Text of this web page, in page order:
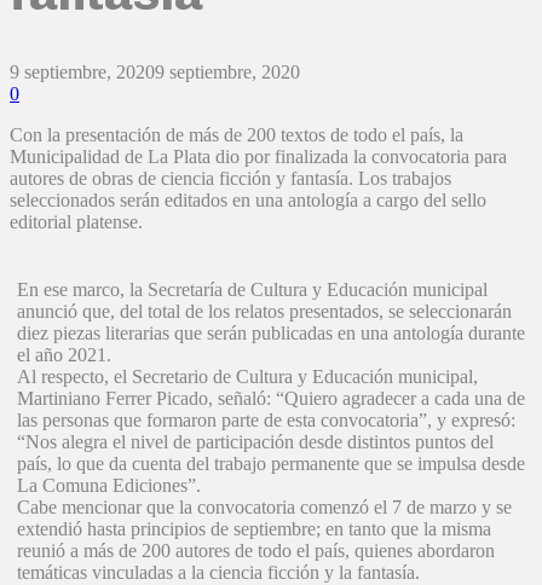
9 septiembre, 20209 septiembre, 2020
0
Con la presentación de más de 200 textos de todo el país, la
Municipalidad de La Plata dio por finalizada la convocatoria para
autores de obras de ciencia ficción y fantasía. Los trabajos
seleccionados serán editados en una antología a cargo del sello
editorial platense.
En ese marco, la Secretaría de Cultura y Educación municipal
anunció que, del total de los relatos presentados, se seleccionarán
diez piezas literarias que serán publicadas en una antología durante
el año 2021.
Al respecto, el Secretario de Cultura y Educación municipal,
Martiniano Ferrer Picado, señaló: “Quiero agradecer a cada una de
las personas que formaron parte de esta convocatoria”, y expresó:
“Nos alegra el nivel de participación desde distintos puntos del
país, lo que da cuenta del trabajo permanente que se impulsa desde
La Comuna Ediciones”.
Cabe mencionar que la convocatoria comenzó el 7 de marzo y se
extendió hasta principios de septiembre; en tanto que la misma
reunió a más de 200 autores de todo el país, quienes abordaron
temáticas vinculadas a la ciencia ficción y la fantasía.